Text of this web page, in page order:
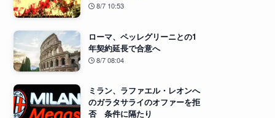
8/7 10:53
ローマ、ペッレグリーニとの1
年契約延長で合意へ
8/7 08:04
ミラン、ラファエル・レオンへ
のガラタサライのオファーを拒
否 条件に隔たり